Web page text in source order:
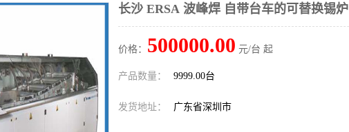
长沙 ERSA 波峰焊 自带台车的可替换锡炉
价格： 500000.00 元/台 起
产品数量： 9999.00台
发货地址： 广东省深圳市